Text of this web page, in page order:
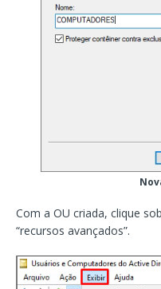
Com a OU criada, clique
“recursos avançados”.